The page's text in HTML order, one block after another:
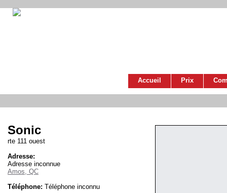
Accueil Prix
Sonic
rte 111 ouest
Adresse:
Adresse inconnue
Amos, QC
Téléphone: Téléphone inconnu